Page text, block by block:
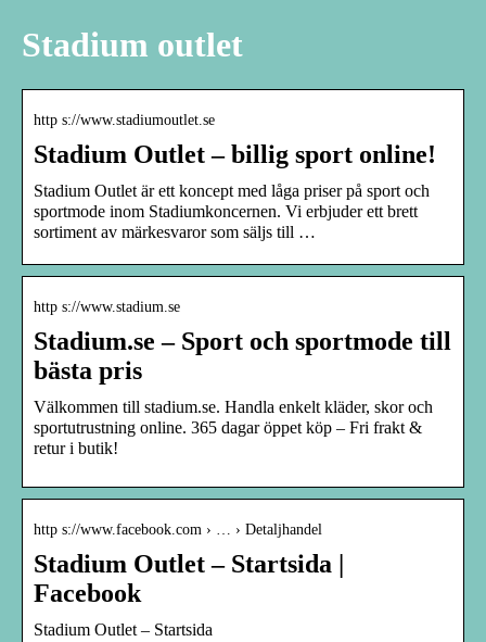
Stadium outlet
http s://www.stadiumoutlet.se
Stadium Outlet – billig sport online!
Stadium Outlet är ett koncept med låga priser på sport och
sportmode inom Stadiumkoncernen. Vi erbjuder ett brett
sortiment av märkesvaror som säljs till …
http s://www.stadium.se
Stadium.se – Sport och sportmode till
bästa pris
Välkommen till stadium.se. Handla enkelt kläder, skor och
sportutrustning online. 365 dagar öppet köp – Fri frakt &
retur i butik!
http s://www.facebook.com › … › Detaljhandel
Stadium Outlet – Startsida |
Facebook
Stadium Outlet – Startsida